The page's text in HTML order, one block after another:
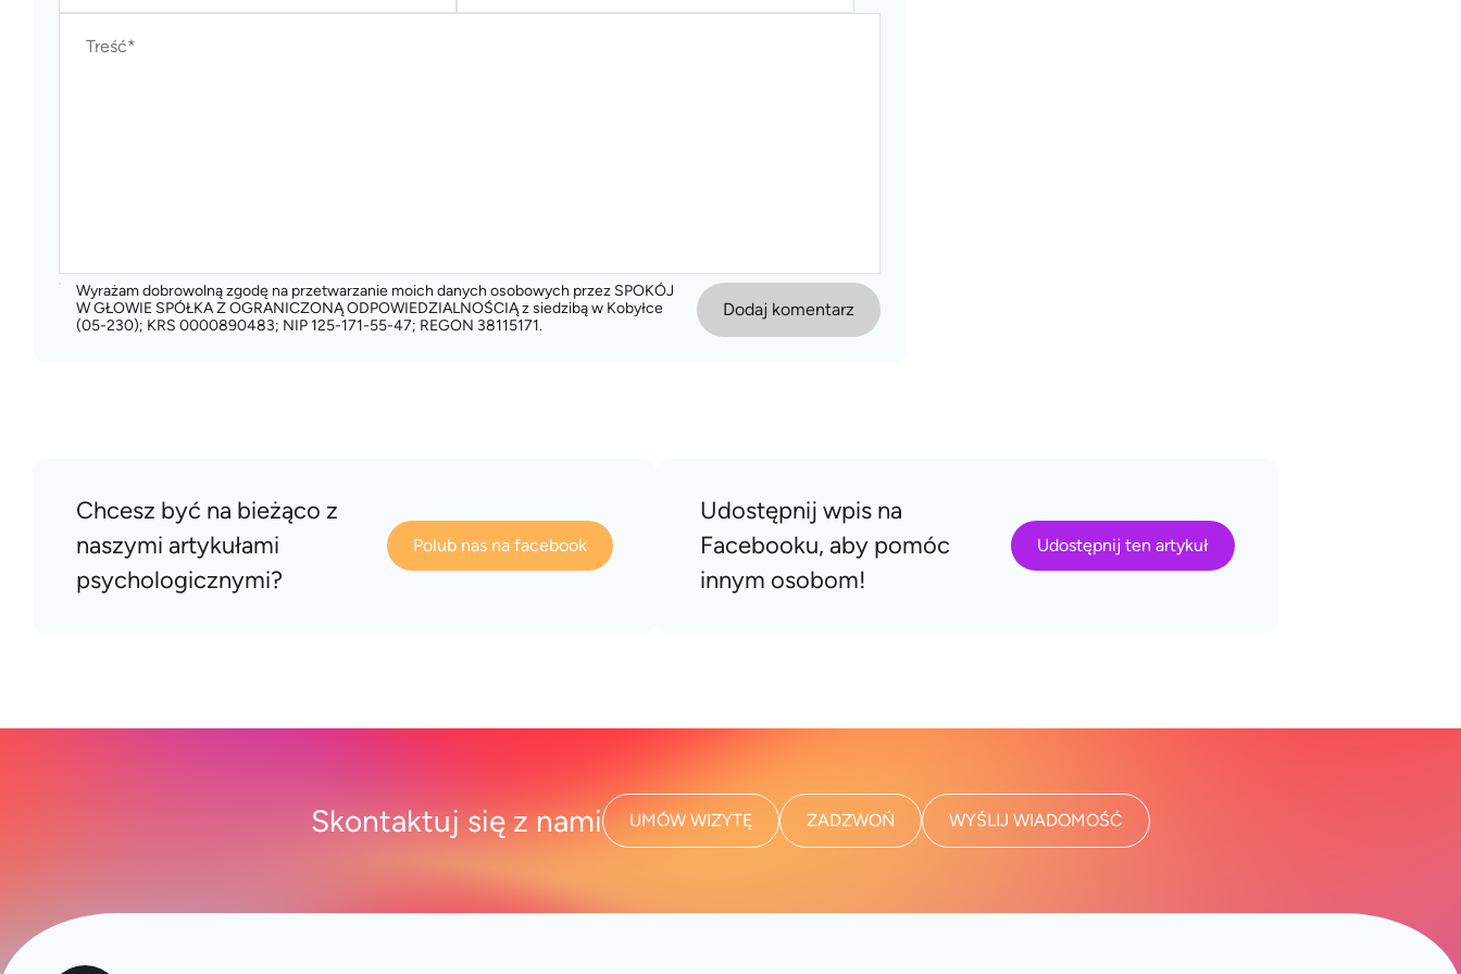
Wyrażam dobrowolną zgodę na przetwarzanie moich danych osobowych przez SPOKÓJ
W GŁOWIE SPÓŁKA Z OGRANICZONĄ ODPOWIEDZIALNOŚCIĄ z siedzibą w Kobyłce
(05-230); KRS 0000890483; NIP 125-171-55-47; REGON 38115171.
Dodaj komentarz
Chcesz być na bieżąco z
naszymi artykułami
psychologicznymi?
Polub nas na facebook
Udostępnij wpis na
Facebooku, aby pomóc
innym osobom!
Udostępnij ten artykuł
Skontaktuj się z nami UMÓW WIZYTĘ ZADZWOŃ WYŚLIJ WIADOMOŚĆ